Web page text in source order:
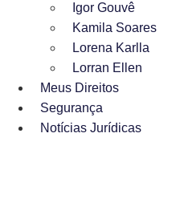
Igor Gouvê
Kamila Soares
Lorena Karlla
Lorran Ellen
Meus Direitos
Segurança
Notícias Jurídicas